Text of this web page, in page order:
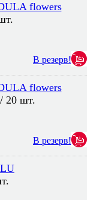
flowers
В резерв!
flowers
20 шт.
В резерв!